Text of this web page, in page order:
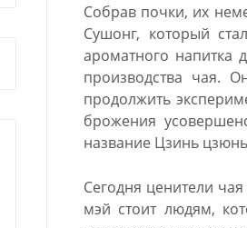
Собрав почки, их
Сушонг, который
ароматного напитка
производства чая.
продолжить
брожения
название Цзинь
Сегодня ценители
мэй стоит людям,